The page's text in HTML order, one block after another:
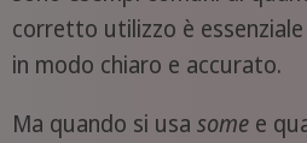
corretto utilizzo è
in modo chiaro e accurato.
Ma quando si usa somee